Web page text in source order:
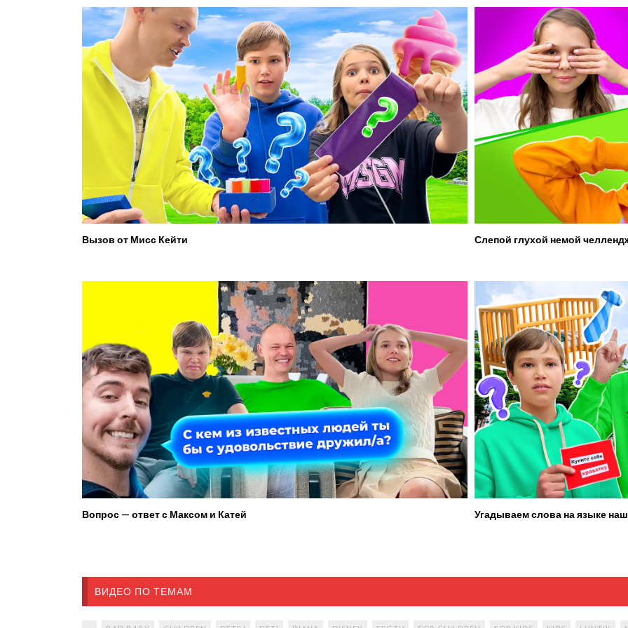
Вызов от Мисс Кейти Слепой глухой немой
Вопрос — ответ с Максом и Катей Угадываем слова на языке
ВИДЕО ПО ТЕМАМ